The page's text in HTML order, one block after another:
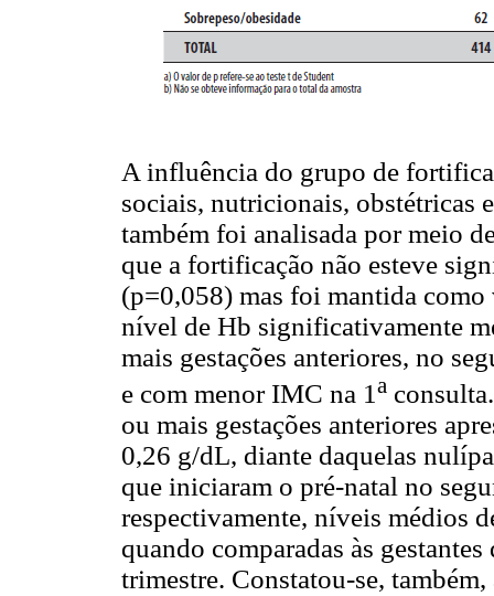
A influência do grupo de
sociais, nutricionais, obstétricas
também foi analisada por meio
que a fortificação não esteve
(p=0,058) mas foi mantida
nível de Hb significativamente
mais gestações anteriores, no
e com menor IMC na 1 a
ou mais gestações anteriores
0,26 g/dL, diante daquelas
que iniciaram o pré-natal no
respectivamente, níveis médios
quando comparadas às
trimestre. Constatou-se,